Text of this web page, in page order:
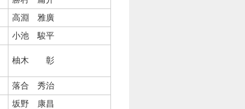
高淵 雅廣
小池 駿平
柚木 彰
落合 秀治
坂野 康昌